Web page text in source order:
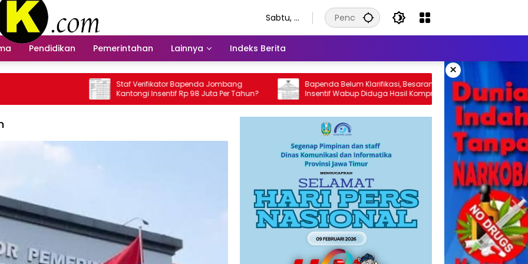
Sabtu, 8
2026
Pendidikan Pemerintahan Lainnya Indeks Berita
×
Staf Verifikator Bapenda Jombang
Kantongi Insentif Rp 98 Juta Per Tahun?
Bapenda Belum Klarifikasi, Besaran
Insentif Wabup Diduga Hasil Kompromi
Diduga Kelewat Besar, Jatah
Kepala Bapenda Terancam
Hukum